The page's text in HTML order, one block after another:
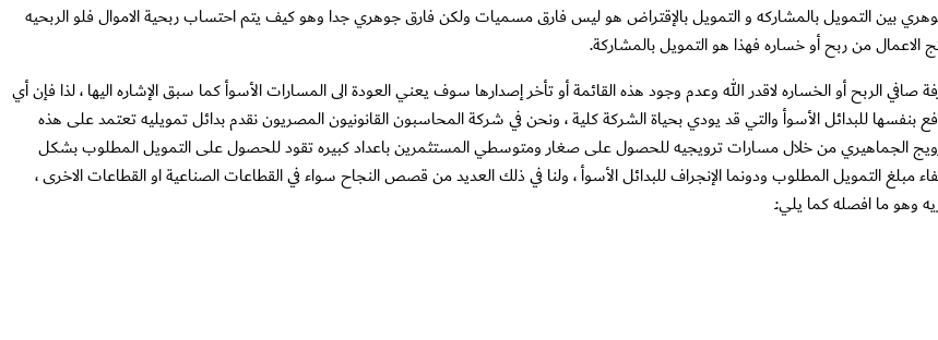
بين التمويل بالمشاركه و التمويل بالإقتراض هو ليس فارق مسميات ولكن فارق جوهري جدا وهو كيف يتم احتساب ربحية الاموال فلو الربحيه
من ربح أو خساره فهذا هو التمويل بالمشاركة.
الربح أو الخساره لاقدر الله وعدم وجود هذه القائمة أو تأخر إصدارها سوف يعني العودة الى المسارات الأسوأ كما سبق الإشاره اليها ، لذا فإن أي
للبدائل الأسوأ والتي قد يودي بحياة الشركة كلية ، ونحن في شركة المحاسبون القانونيون المصريون نقدم بدائل تمويليه تعتمد على هذه
الجماهيري من خلال مسارات ترويجيه للحصول على صغار ومتوسطي المستثمرين باعداد كبيره تقود للحصول على التمويل المطلوب بشكل
التمويل المطلوب ودونما الإنجراف للبدائل الأسوأ ، ولنا في ذلك العديد من قصص النجاح سواء في القطاعات الصناعية او القطاعات الاخرى ،
وهو ما افصله كما يلي:ـ